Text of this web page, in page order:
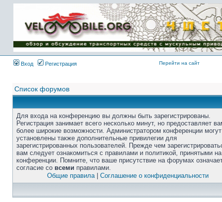
Вход Регистрация Перейти на сайт
Список форумов
Для входа на конференцию вы должны быть зарегистрированы.
Регистрация занимает всего несколько минут, но предоставляет
более широкие возможности. Администратором конференции
установлены также дополнительные привилегии для
зарегистрированных пользователей. Прежде чем
вам следует ознакомиться с правилами и политикой, принятыми на
конференции. Помните, что ваше присутствие на форумах
согласие со всеми правилами.
Общие правила| Соглашение о конфиденциальности